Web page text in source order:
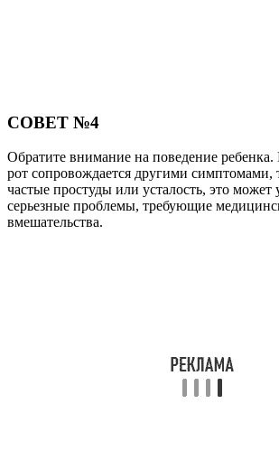
СОВЕТ №4
Обратите внимание на поведение
рот сопровождается другими симптомами,
частые простуды или усталость, это может
серьезные проблемы, требующие
вмешательства.